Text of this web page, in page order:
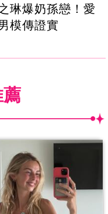
琳爆奶孫戀！愛
模傳證實
薦